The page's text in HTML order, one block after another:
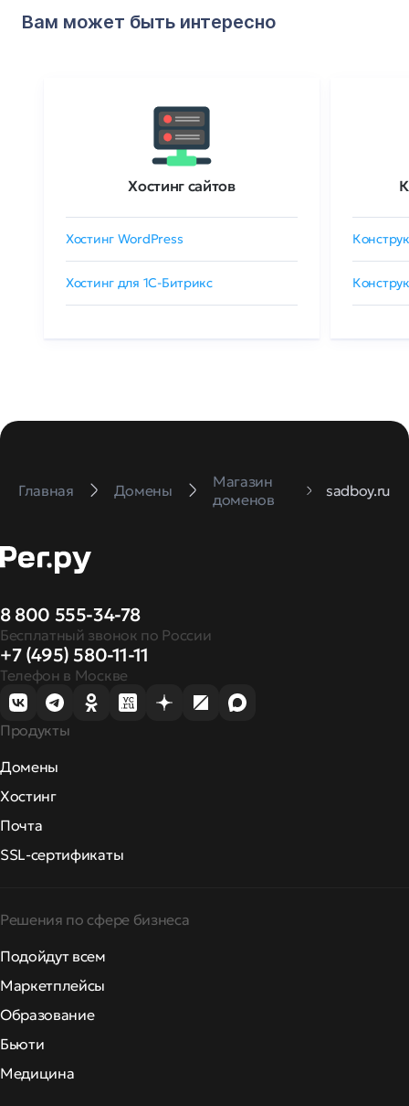
Вам может быть интересно
Хостинг сайтов
Хостинг WordPress
Хостинг для 1C-Битрикс
Главная Домены
Магазин
доменов
sadboy.ru
8 800 555-34-78
Бесплатный звонок по России
+7 (495) 580-11-11
Телефон в Москве
Продукты
Домены
Хостинг
Почта
SSL-сертификаты
Решения по сфере бизнеса
Подойдут всем
Маркетплейсы
Образование
Бьюти
Медицина